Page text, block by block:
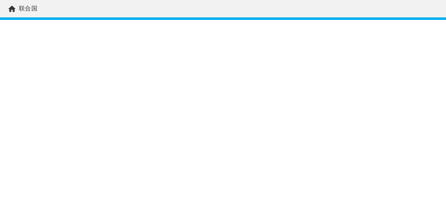
home 联合国